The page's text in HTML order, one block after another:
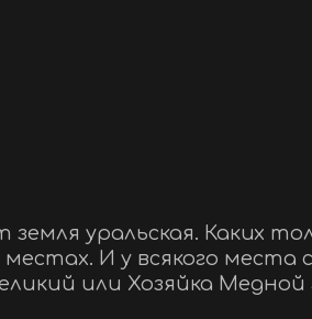
уральская. Каких
И у всякого места
или Хозяйка